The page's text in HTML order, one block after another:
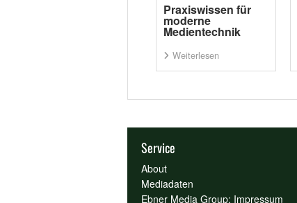
Praxiswissen für
moderne
Medientechnik
Weiterlesen
Service
About
Mediadaten
Ebner Media Group: Impressum